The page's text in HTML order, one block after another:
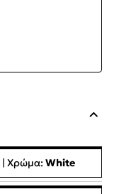
| Χρώμα: White